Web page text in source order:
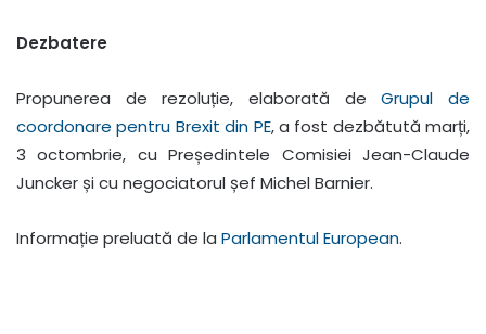
Dezbatere
Propunerea de rezoluție, elaborată deGrupul de
coordonare pentru Brexit din PE, a fost dezbătută marți,
3 octombrie, cu Președintele Comisiei Jean-Claude
Juncker și cu negociatorul șef Michel Barnier.
Informație preluată de la Parlamentul European.